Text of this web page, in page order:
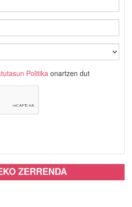
Politika onartzen dut
ZERRENDA